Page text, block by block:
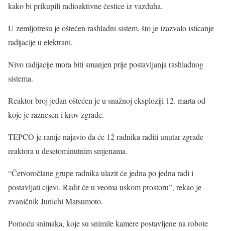
kako bi prikupili radioaktivne čestice iz vazduha.
U zemljotresu je oštećen rashladni sistem, što je izazvalo isticanje
radijacije u elektrani.
Nivo radijacije mora biti smanjen prije postavljanja rashladnog
sistema.
Reaktor broj jedan oštećen je u snažnoj eksploziji 12. marta od
koje je raznesen i krov zgrade.
TEPCO je ranije najavio da će 12 radnika raditi unutar zgrade
reaktora u desetominutnim smjenama.
“Četvoročlane grupe radnika ulazit će jedna po jedna radi i
postavljati cijevi. Radit će u veoma uskom prostoru”, rekao je
zvaničnik Junichi Matsumoto.
Pomoću snimaka, koje su snimile kamere postavljene na robote